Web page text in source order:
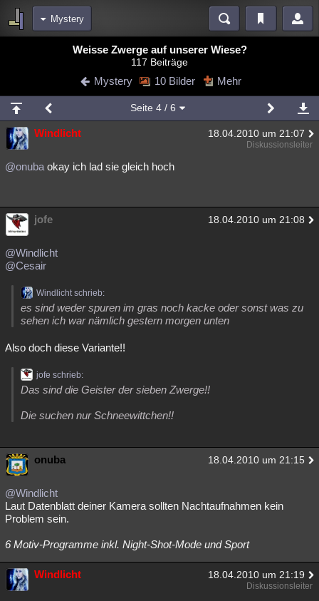
Mystery
Blogs
Chat Wiki Neuigkeiten
meine Rubriken
Menschen Wissenschaft Mystery Kriminalfälle
Spiritualität Verschwörungen Technologie
weitere Rubriken
Philosophie
Astronomie
Musik Clash Verbesserungen
Übersichten
Weisse Zwerge auf unserer Wiese?
117 Beiträge
Mystery 10 Bilder Mehr
Seite 4/ 6
Windlicht 18.04.2010 um 21:07
Diskussionsleiter
@onuba okay ich lad sie gleich hoch
jofe 18.04.2010 um 21:08
@Windlicht
@Cesair
Windlicht schrieb:
es sind weder spuren im gras noch kacke oder sonst was zu
sehen ich war nämlich gestern morgen unten
Also doch diese Variante!!
jofe schrieb:
Das sind die Geister der sieben Zwerge!!
Die suchen nur Schneewittchen!!
onuba 18.04.2010 um 21:15
@Windlicht
Laut Datenblatt deiner Kamera sollten Nachtaufnahmen kein
Problem sein.
6 Motiv-Programme inkl. Night-Shot-Mode und Sport
Windlicht 18.04.2010 um 21:19
Diskussionsleiter